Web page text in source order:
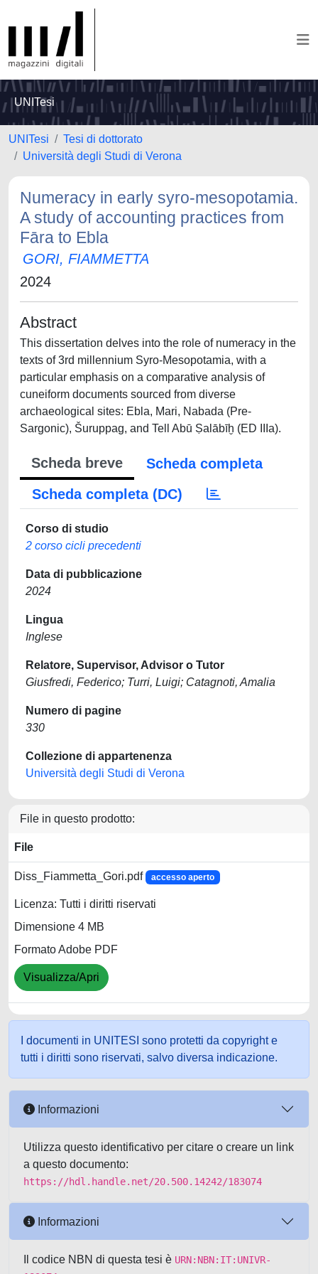
UNITesi
UNITesi
Tesi di dottorato
Università degli Studi di Verona
Numeracy in early syro-mesopotamia.
A study of accounting practices from
Fāra to Ebla
GORI, FIAMMETTA
2024
Abstract
This dissertation delves into the role of numeracy in the
texts of 3rd millennium Syro-Mesopotamia, with a
particular emphasis on a comparative analysis of
cuneiform documents sourced from diverse
archaeological sites: Ebla, Mari, Nabada (Pre-
Sargonic), Šuruppag, and Tell Abū Ṣalābīḫ (ED IIIa).
Scheda breve
Scheda completa
Scheda completa (DC)
Corso di studio
2 corso cicli precedenti
Data di pubblicazione
2024
Lingua
Inglese
Relatore, Supervisor, Advisor o Tutor
Giusfredi, Federico; Turri, Luigi; Catagnoti, Amalia
Numero di pagine
330
Collezione di appartenenza
Università degli Studi di Verona
File in questo prodotto:
File
Diss_Fiammetta_Gori.pdf accesso aperto
Licenza: Tutti i diritti riservati
Dimensione 4 MB
Formato Adobe PDF
Visualizza/Apri
I documenti in UNITESI sono protetti da copyright e
tutti i diritti sono riservati, salvo diversa indicazione.
Informazioni
Utilizza questo identificativo per citare o creare un link
a questo documento:
https://hdl.handle.net/20.500.14242/183074
Informazioni
Il codice NBN di questa tesi è URN:NBN:IT:UNIVR-